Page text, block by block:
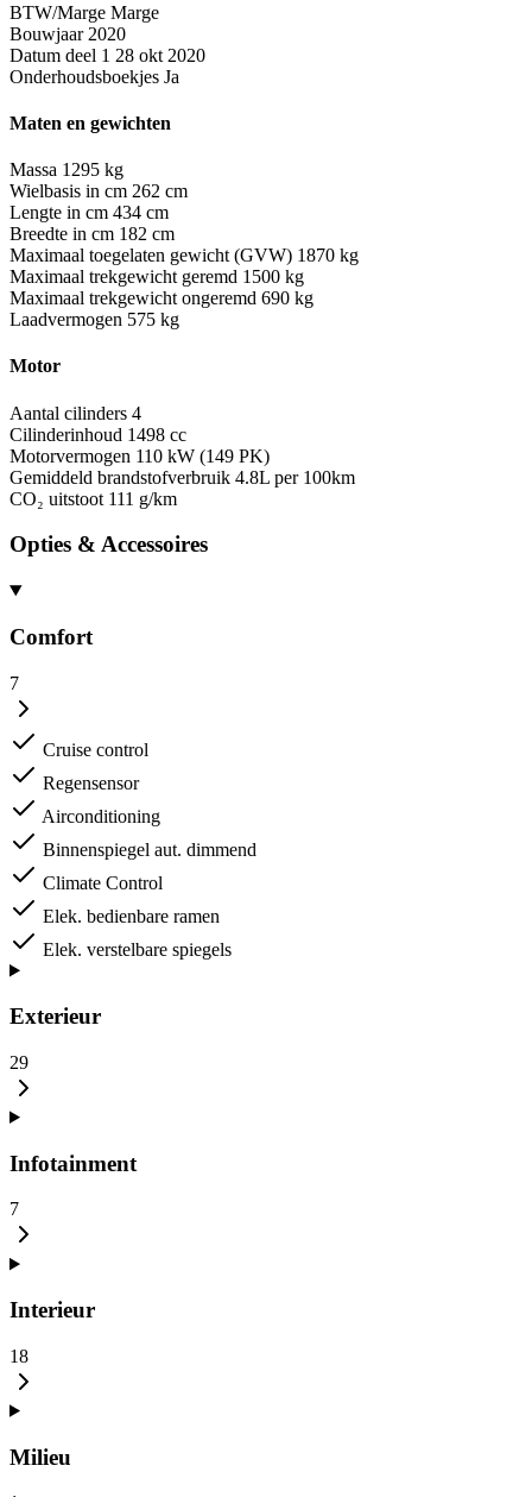
BTW/Marge Marge
Bouwjaar 2020
Datum deel 1 28 okt 2020
Onderhoudsboekjes Ja
Maten en gewichten
Massa 1295 kg
Wielbasis in cm 262 cm
Lengte in cm 434 cm
Breedte in cm 182 cm
Maximaal toegelaten gewicht (GVW) 1870 kg
Maximaal trekgewicht geremd 1500 kg
Maximaal trekgewicht ongeremd 690 kg
Laadvermogen 575 kg
Motor
Aantal cilinders 4
Cilinderinhoud 1498 cc
Motorvermogen 110 kW (149 PK)
Gemiddeld brandstofverbruik 4.8L per 100km
CO₂ uitstoot 111 g/km
Opties & Accessoires
Comfort
7
Cruise control
Regensensor
Airconditioning
Binnenspiegel aut. dimmend
Climate Control
Elek. bedienbare ramen
Elek. verstelbare spiegels
Exterieur
29
Infotainment
7
Interieur
18
Milieu